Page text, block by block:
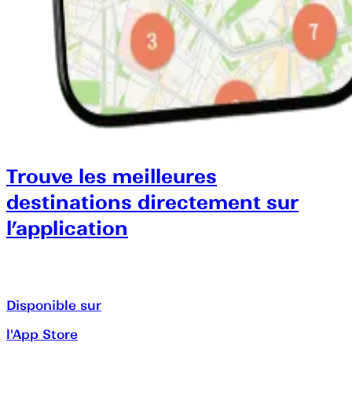
Trouve les meilleures
destinations directement sur
l’application
Disponible sur
l'App Store